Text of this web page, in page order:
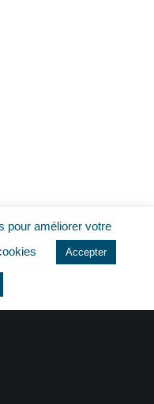
pour améliorer votre
Accepter